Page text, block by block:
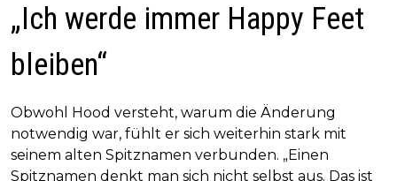
„Ich werde immer Happy Feet
bleiben“
Obwohl Hood versteht, warum die Änderung
notwendig war, fühlt er sich weiterhin stark mit
seinem alten Spitznamen verbunden. „Einen
Spitznamen denkt man sich nicht selbst aus. Das ist